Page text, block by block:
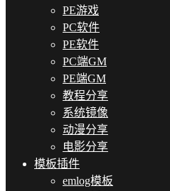
PE游戏
PC软件
PE软件
PC端GM
PE端GM
教程分享
系统镜像
动漫分享
电影分享
模板插件
emlog模板